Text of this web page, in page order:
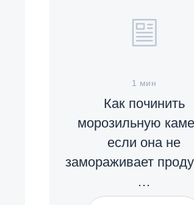
1 мин
Как починить
морозильную
если она не
замораживает
…